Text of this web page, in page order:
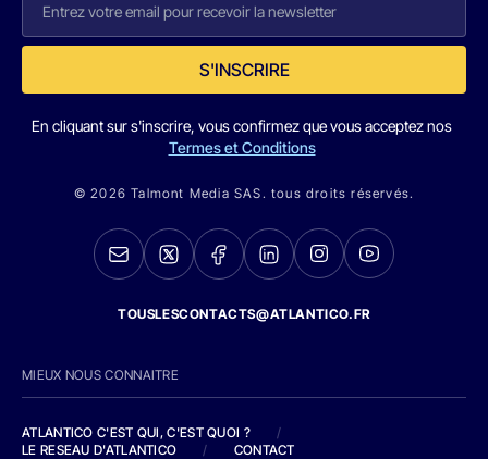
S'INSCRIRE
En cliquant sur s'inscrire, vous confirmez que vous acceptez nos
Termes et Conditions
© 2026 Talmont Media SAS. tous droits réservés.
TOUSLESCONTACTS@ATLANTICO.FR
MIEUX NOUS CONNAITRE
ATLANTICO C'EST QUI, C'EST QUOI ?
/
LE RESEAU D'ATLANTICO
/ CONTACT